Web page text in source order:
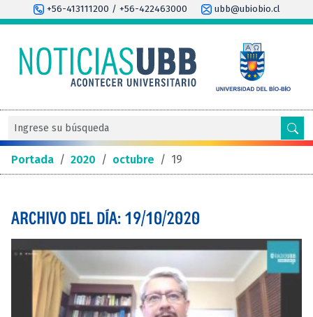
+56-413111200 / +56-422463000 ubb@ubiobio.cl
Portada / 2020 / octubre / 19
ARCHIVO DEL DÍA: 19/10/2020